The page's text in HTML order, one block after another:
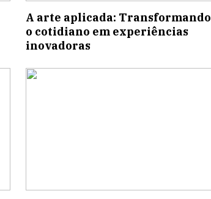
A arte aplicada: Transformando
o cotidiano em experiências
inovadoras